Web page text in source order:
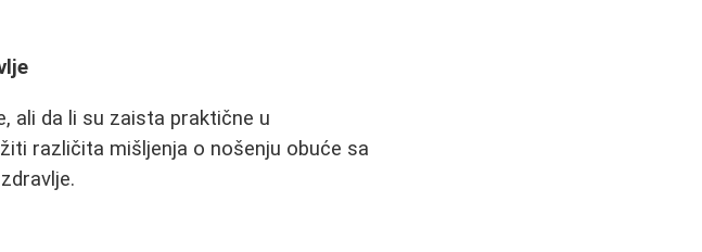
ali da li su zaista praktične u
različita mišljenja o nošenju obuće sa